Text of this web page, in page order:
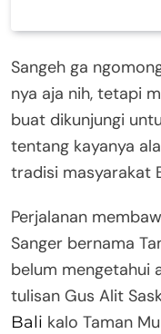
Sangeh ga
nya aja nih, tetapi
buat dikunjungi
tentang kayanya
tradisi masyarakat
Perjalanan
Sanger bernama
belum mengetahui
tulisan Gus Alit
Bali kalo Taman